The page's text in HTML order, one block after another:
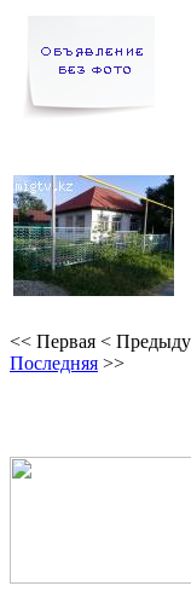
<< Первая <
Последняя >>